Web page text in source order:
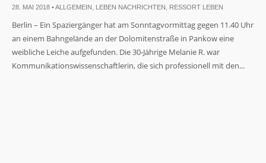
28. MAI 2018 •ALLGEMEIN LEBEN NACHRICHTEN RESSORT LEBEN
Berlin – Ein Spaziergänger hat am Sonntagvormittag gegen 11.40 Uhr
an einem Bahngelände an der Dolomitenstraße in Pankow eine
weibliche Leiche aufgefunden. Die 30-Jährige Melanie R. war
Kommunikationswissenschaftlerin, die sich professionell mit den...